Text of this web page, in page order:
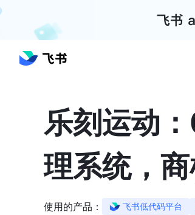
乐刻运动
理系统，
使用的产品： 飞书低代码平台